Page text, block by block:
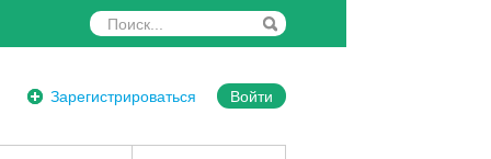
Зарегистрироваться Войти